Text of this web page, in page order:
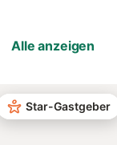
Alle anzeigen
Star-Gastgeber